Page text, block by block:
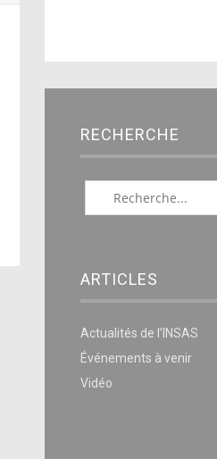
RECHERCHE
ARTICLES
Actualités de l’INSAS
Événements à venir
Vidéo